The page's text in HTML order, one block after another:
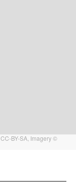
CC-BY-SA , Imagery ©